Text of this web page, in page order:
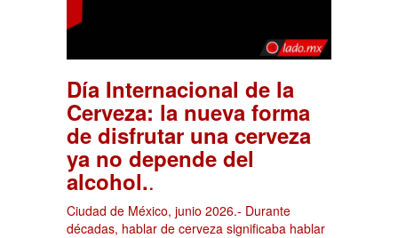
Día Internacional de la
Cerveza: la nueva forma
de disfrutar una cerveza
ya no depende del
alcohol..
Ciudad de México, junio 2026.- Durante
décadas, hablar de cerveza significaba hablar